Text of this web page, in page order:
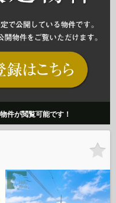
件が閲覧可能です！